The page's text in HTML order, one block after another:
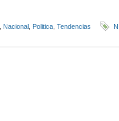
Nacional Politica Tendencias